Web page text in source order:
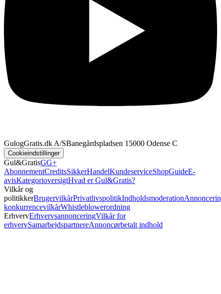
GulogGratis.dk A/SBanegårdspladsen 1 5000 Odense C
Cookieindstillinger
Gul&GratisGG+
AbonnementCreditsSikkerHandelKundeserviceShopGuideE-
avisKategorioversigtHvad er Gul&Gratis?
Vilkår og
politikkerBrugervilkårPrivatlivspolitikIndholdsmoderation
konkurrencevilkårWhistleblowerordning
ErhvervErhvervsannonceringVilkår for
erhvervSamarbejdspartnereAnnoncørbetalt indhold